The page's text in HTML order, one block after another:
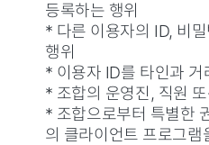
등록하는 행위
* 다른 이용자의 ID, 비
행위
* 이용자 ID를 타인과 거
* 조합의 운영진, 직원
* 조합으로부터 특별한
의 클라이언트 프로그램